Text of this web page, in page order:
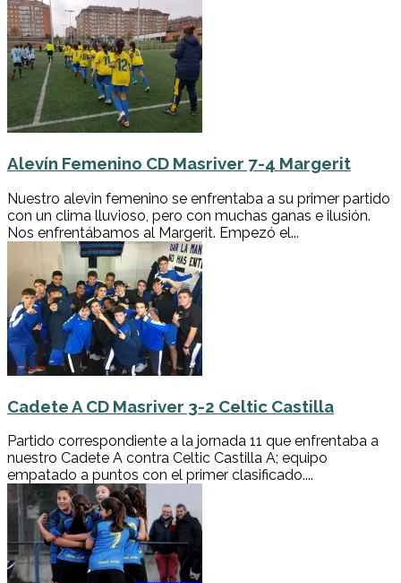
Alevín Femenino CD Masriver 7-4 Margerit
Nuestro alevin femenino se enfrentaba a su primer partido
con un clima lluvioso, pero con muchas ganas e ilusión.
Nos enfrentábamos al Margerit. Empezó el...
Cadete A CD Masriver 3-2 Celtic Castilla
Partido correspondiente a la jornada 11 que enfrentaba a
nuestro Cadete A contra Celtic Castilla A; equipo
empatado a puntos con el primer clasificado....